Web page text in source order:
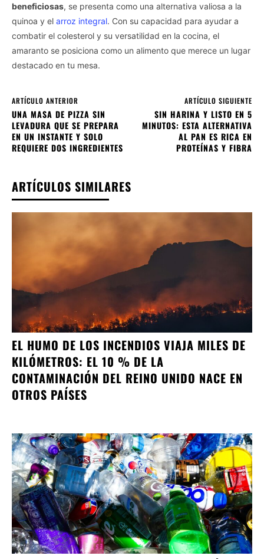
beneficiosas, se presenta como una alternativa valiosa a la
quinoa y el arroz integral. Con su capacidad para ayudar a
combatir el colesterol y su versatilidad en la cocina, el
amaranto se posiciona como un alimento que merece un lugar
destacado en tu mesa.
ARTÍCULO ANTERIOR
UNA MASA DE PIZZA SIN
LEVADURA QUE SE PREPARA
EN UN INSTANTE Y SOLO
REQUIERE DOS INGREDIENTES
ARTÍCULO SIGUIENTE
SIN HARINA Y LISTO EN 5
MINUTOS: ESTA ALTERNATIVA
AL PAN ES RICA EN
PROTEÍNAS Y FIBRA
ARTÍCULOS SIMILARES
EL HUMO DE LOS INCENDIOS VIAJA MILES DE
KILÓMETROS: EL 10 % DE LA
CONTAMINACIÓN DEL REINO UNIDO NACE EN
OTROS PAÍSES